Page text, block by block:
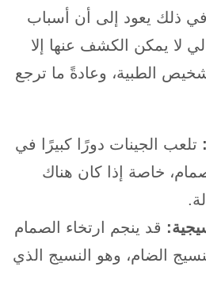
ذلك يعود إلى أن أسباب
لا يمكن الكشف عنها إلا
الطبية، وعادةً ما ترجع
تلعب الجينات دورًا كبيرًا في
خاصة إذا كان هناك
قد ينجم ارتخاء الصمام
الضام، وهو النسيج الذي